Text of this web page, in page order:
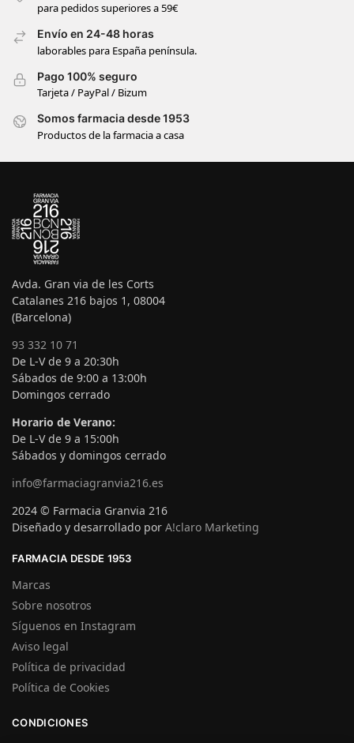
para pedidos superiores a 59€
Envío en 24-48 horas
laborables para España península.
Pago 100% seguro
Tarjeta / PayPal / Bizum
Somos farmacia desde 1953
Productos de la farmacia a casa
Avda. Gran via de les Corts
Catalanes 216 bajos 1, 08004
(Barcelona)
93 332 10 71
De L-V de 9 a 20:30h
Sábados de 9:00 a 13:00h
Domingos cerrado
Horario de Verano:
De L-V de 9 a 15:00h
Sábados y domingos cerrado
info@farmaciagranvia216.es
2024 © Farmacia Granvia 216
Diseñado y desarrollado por A!claro Marketing
FARMACIA DESDE 1953
Marcas
Sobre nosotros
Síguenos en Instagram
Aviso legal
Política de privacidad
Política de Cookies
CONDICIONES